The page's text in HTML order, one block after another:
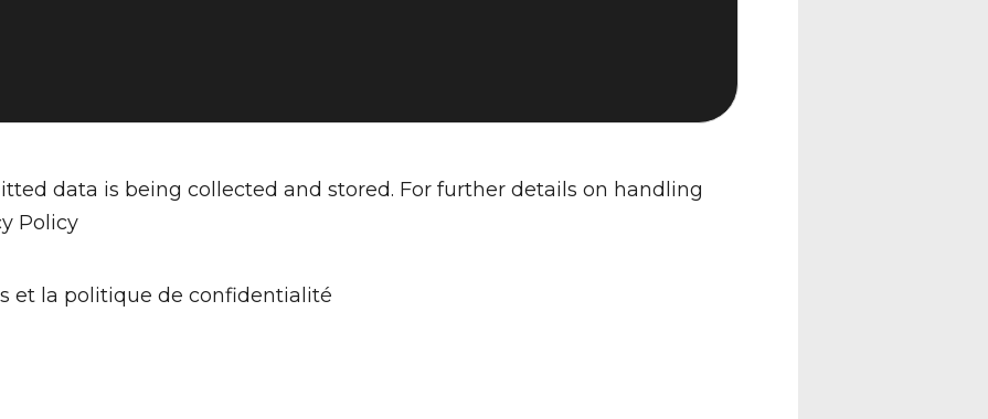
data is being collected and stored. For further details on handling
Policy
et la politique de confidentialité